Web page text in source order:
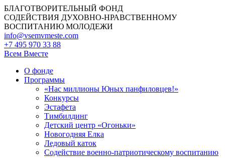
БЛАГОТВОРИТЕЛЬНЫЙ ФОНД
СОДЕЙСТВИЯ ДУХОВНО-НРАВСТВЕННОМУ
ВОСПИТАНИЮ МОЛОДЕЖИ
info@vsemvmeste.com
+7 495 970 33 88
Всем Вместе
О фонде
Программы
«Нас миллионы Юных панфиловцев!»
Конкурсы
Эстафета
Тимбилдинг
Детский центр «Огоньки»
Новогодняя Елка
Ледовый каток
Содействие военно-патриотическому воспитанию